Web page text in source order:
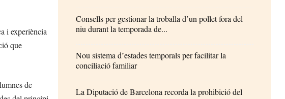
i experiència
que
de
Consells per gestionar la troballa d’un pollet fora del
niu durant la temporada de...
Nou sistema d’estades temporals per facilitar la
conciliació familiar
La Diputació de Barcelona recorda la prohibició del